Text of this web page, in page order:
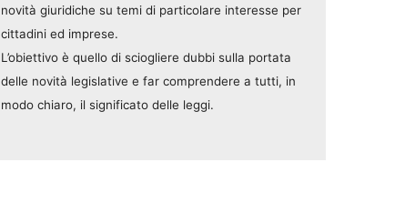
novità giuridiche su temi di particolare interesse per
cittadini ed imprese.
L’obiettivo è quello di sciogliere dubbi sulla portata
delle novità legislative e far comprendere a tutti, in
modo chiaro, il significato delle leggi.